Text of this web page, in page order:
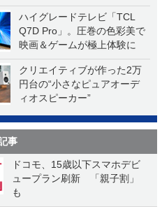
ハイグレードテレビ「TCL
Q7D Pro」。圧巻の色彩美で
映画＆ゲームが極上体験に
クリエイティブが作った2万
円台の“小さなピュアオーデ
ィオスピーカー”
事
ドコモ、15歳以下スマホデビ
ュープラン刷新 「親子割」
も